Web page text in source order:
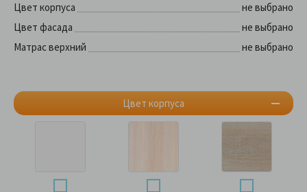
Цвет корпуса
не выбрано
Цвет фасада
не выбрано
Матрас верхний
не выбрано
Цвет корпуса